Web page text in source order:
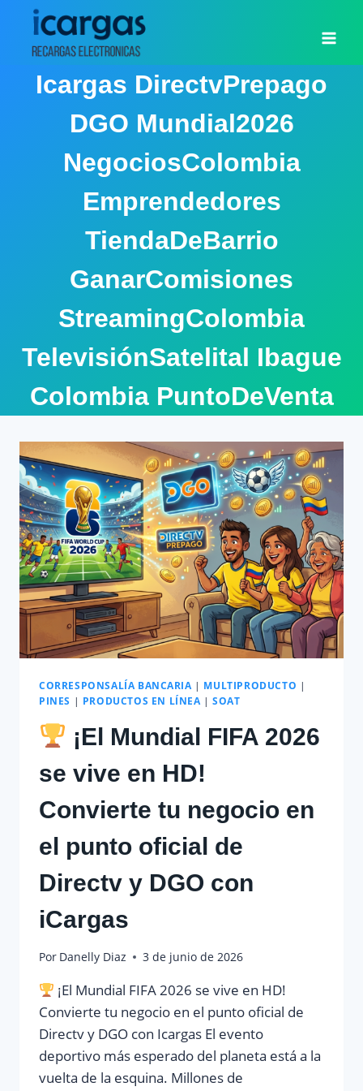
Saltar
contenido
Icargas DirectvPrepago
DGO Mundial2026
NegociosColombia
Emprendedores
TiendaDeBarrio
GanarComisiones
StreamingColombia
TelevisiónSatelital Ibague
Colombia PuntoDeVenta
CORRESPONSALÍA BANCARIA | MULTIPRODUCTO |
PINES | PRODUCTOS EN LÍNEA |SOAT
¡El Mundial FIFA 2026
se vive en HD!
Convierte tu negocio en
el punto oficial de
Directv y DGO con
iCargas
Por Danelly Diaz 3 de junio de 2026
¡El Mundial FIFA 2026 se vive en HD!
Convierte tu negocio en el punto oficial de
Directv y DGO con Icargas El evento
deportivo más esperado del planeta está a la
vuelta de la esquina. Millones de